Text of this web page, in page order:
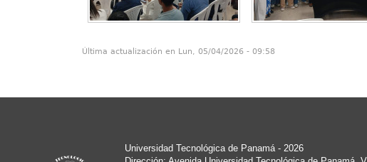
Última actualización en Lun, 05/04/2026 - 09:58
Universidad Tecnológica de Panamá - 2026